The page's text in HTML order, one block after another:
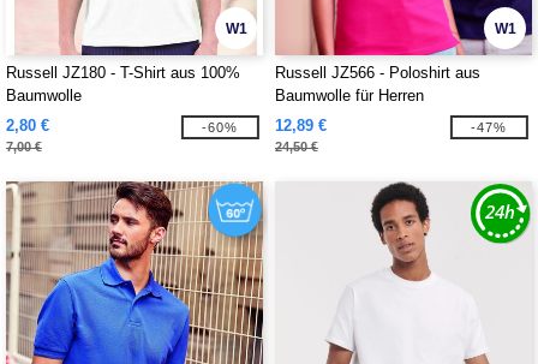
W1
Russell JZ180 - T-Shirt aus 100%
Baumwolle
2,80 €
7,00 €
-60%
W1
Russell JZ566 - Poloshirt aus
Baumwolle für Herren
12,89 €
24,50 €
-47%